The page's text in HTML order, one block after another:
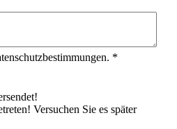
*
Versuchen Sie es später